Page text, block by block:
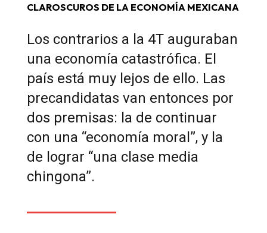
CLAROSCUROS DE LA ECONOMÍA MEXICANA
Los contrarios a la 4T auguraban
una economía catastrófica. El
país está muy lejos de ello. Las
precandidatas van entonces por
dos premisas: la de continuar
con una “economía moral”, y la
de lograr “una clase media
chingona”.